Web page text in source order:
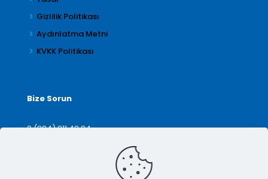
Gizlilik Politikası
Aydınlatma Metni
KVKK Politikası
Bize Sorun
0 (224) 211 42 24